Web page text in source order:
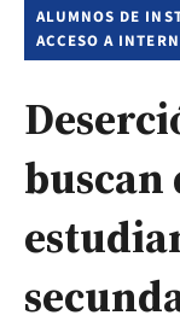
ALUMNOS DE
ACCESO A
buscan